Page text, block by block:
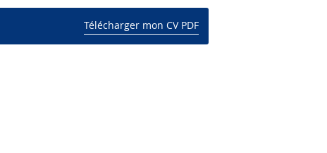
Télécharger mon CV PDF